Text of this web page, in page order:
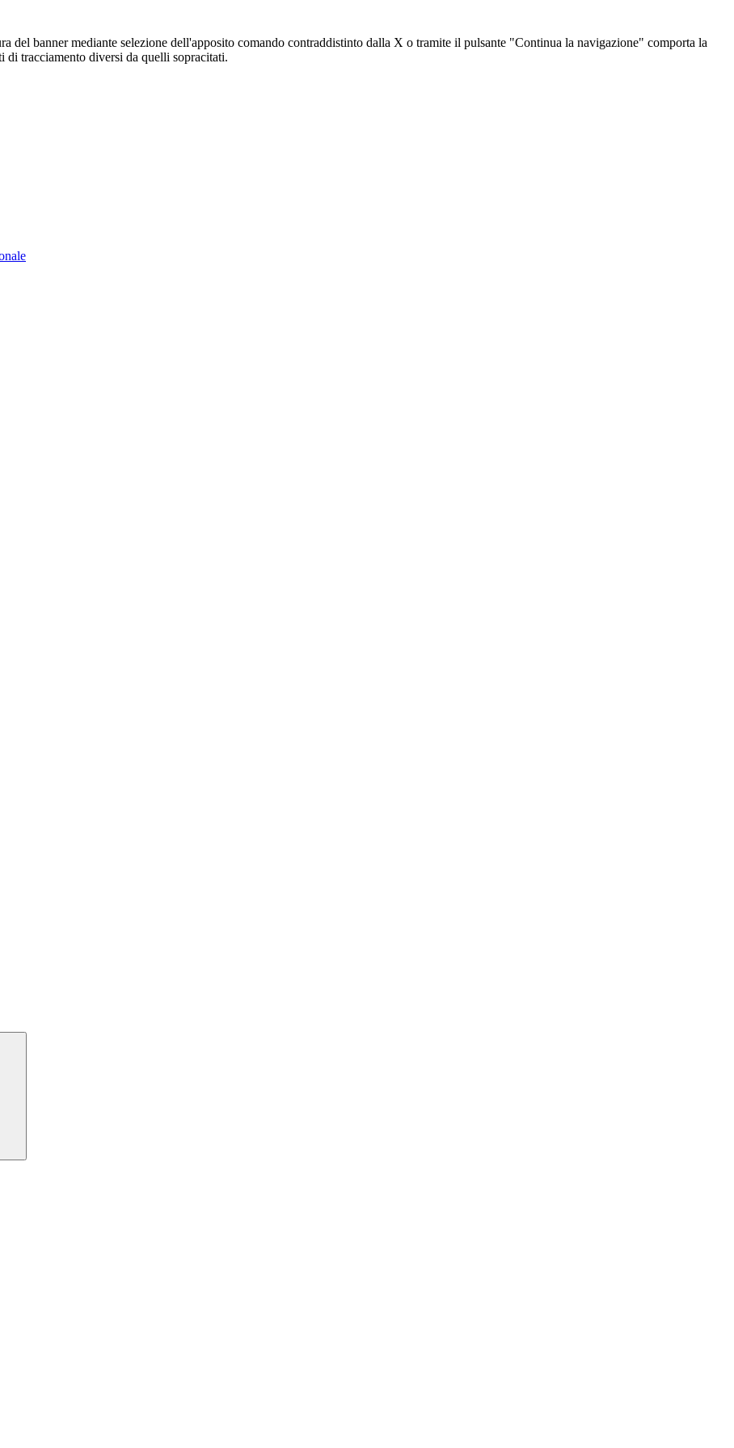
del banner mediante selezione dell'apposito comando contraddistinto dalla X o tramite il pulsante "Continua la navigazione" comporta la
di tracciamento diversi da quelli sopracitati.